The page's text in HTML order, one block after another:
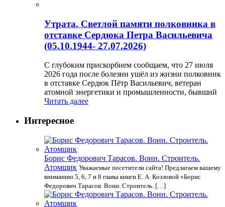
Утрата. Светлой памяти полковника в
отставке Сердюка Петра Васильевича
(05.10.1944- 27.07.2026)
С глубоким прискорбием сообщаем, что 27 июля
2026 года после болезни ушёл из жизни полковник
в отставке Сердюк Пётр Васильевич, ветеран
атомной энергетики и промышленности, бывший
Читать далее
Интересное
Борис Федорович Тарасов. Воин. Строитель.
Атомщик Уважаемые посетители сайта! Предлагаем вашему
вниманию 5, 6, 7 и 8 главы книги Е. А. Козловой «Борис
Федорович Тарасов. Воин. Строитель. […]